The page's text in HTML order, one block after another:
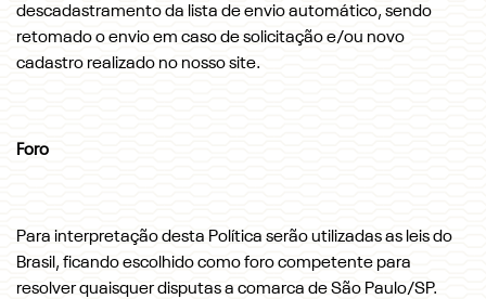
descadastramento da lista de envio automático, sendo
retomado o envio em caso de solicitação e/ou novo
cadastro realizado no nosso site.
Foro
Para interpretação desta Política serão utilizadas as leis do
Brasil, ficando escolhido como foro competente para
resolver quaisquer disputas a comarca de São Paulo/SP.